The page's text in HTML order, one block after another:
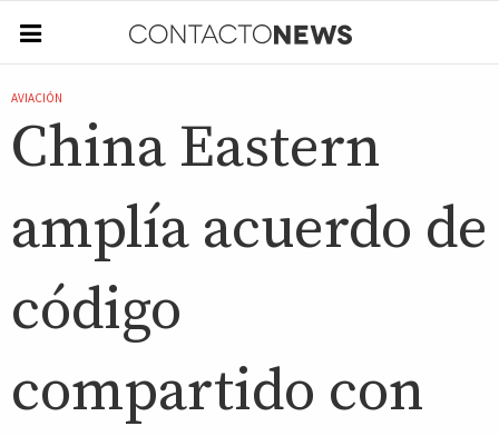
AVIACIÓN
China Eastern
amplía acuerdo de
código
compartido con